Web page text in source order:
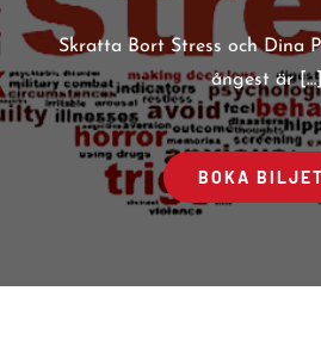
Skratta Bort Stress och Dina
ångest är
BOKA